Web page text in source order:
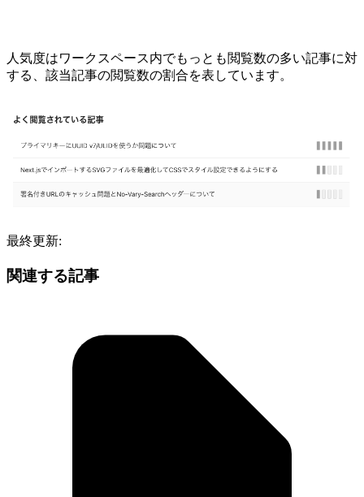
人気度はワークスペース内でもっとも閲覧数の多い記事に対
する、該当記事の閲覧数の割合を表しています。
最終更新:
関連する記事